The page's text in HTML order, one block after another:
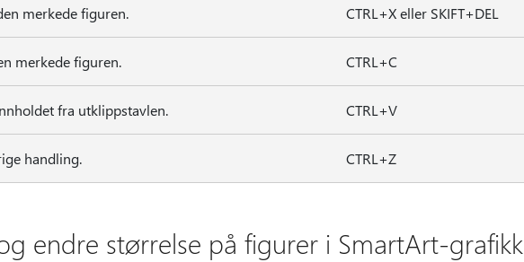
merkede figuren. CTRL+X eller SKIFT+DEL
merkede figuren. CTRL+C
fra utklippstavlen. CTRL+V
handling. CTRL+Z
endre størrelse på figurer i SmartArt-grafikk